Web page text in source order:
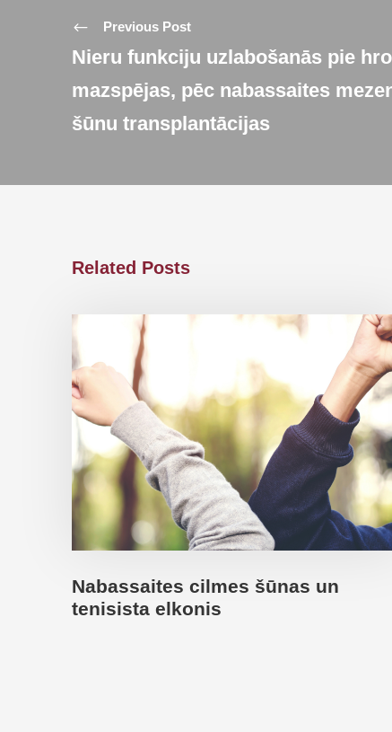
Previous Post
Nieru funkciju uzlabošanās pie
mazspējas, pēc nabassaites
šūnu transplantācijas
Related Posts
Nabassaites cilmes šūnas un
tenisista elkonis